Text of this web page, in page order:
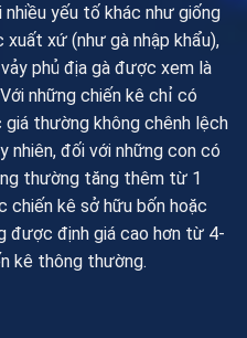
nhiều yếu tố khác như giống
xứ (như gà nhập khẩu),
phủ địa gà được xem là
những chiến kê chỉ có
thường không chênh lệch
nhiên, đối với những con có
thường tăng thêm từ 1
chiến kê sở hữu bốn hoặc
được định giá cao hơn từ 4-
kê thông thường.